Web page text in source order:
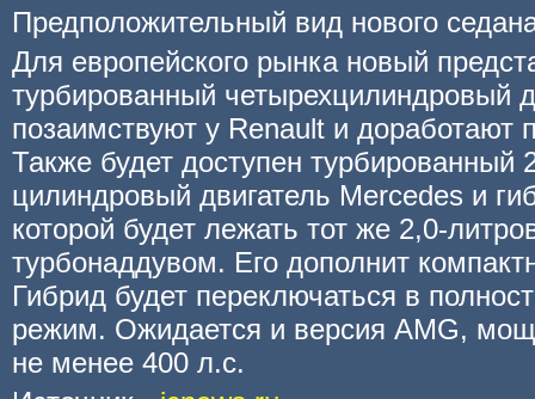
Предположительный вид нового
Для европейского рынка новый
турбированный четырехцилиндровый
позаимствуют у Renault и доработают
Также будет доступен турбированный
цилиндровый двигатель Mercedes и
которой будет лежать тот же 2,0-
турбонаддувом. Его дополнит
Гибрид будет переключаться в
режим. Ожидается и версия AMG,
не менее 400 л.с.